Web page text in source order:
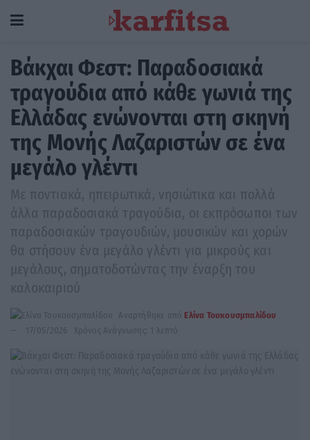
Βάκχαι Φεστ: Παραδοσιακά
τραγούδια από κάθε γωνιά της
Ελλάδας ενώνονται στη σκηνή
της Μονής Λαζαριστών σε ένα
μεγάλο γλέντι
Με ποντιακά, ηπειρωτικά, νησιώτικα και πολλά
άλλα παραδοσιακά τραγούδια, οι εκπρόσωποι των
παραδοσιακών τραγουδιών, μουσικών και χορών
θα στήσουν ένα μεγάλο γλέντι για μικρούς και
μεγάλους, σηματοδοτώντας την έναρξη του
καλοκαιριού
Αναρτήθηκε από Ελίνα Τουκουσμπαλίδου
17/05/2026
Χρόνος Ανάγνωσης: 1 λεπτό